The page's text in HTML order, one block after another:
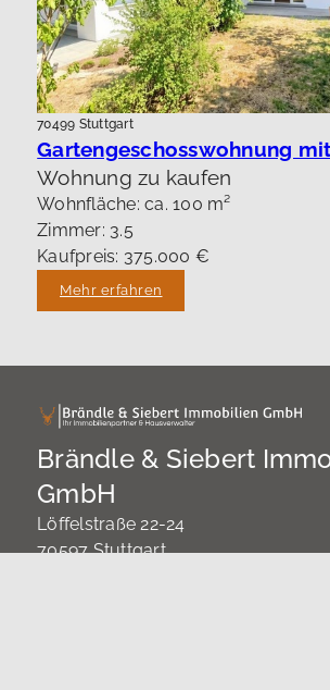
70499 Stuttgart
Gartengeschosswohnung
Wohnung zu kaufen
Wohnfläche: ca. 100 m²
Zimmer: 3.5
Kaufpreis: 375.000 €
Mehr erfahren
Brändle & Siebert
GmbH
Löffelstraße 22-24
70597 Stuttgart